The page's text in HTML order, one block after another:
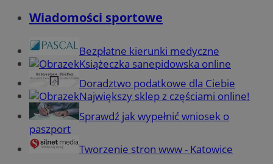
Wiadomości sportowe
Bezpłatne kierunki medyczne
Książeczka sanepidowska online
Doradztwo podatkowe dla Ciebie
Największy sklep z częściami online!
Sprawdź jak wypełnić wniosek o
paszport
Tworzenie stron www - Katowice